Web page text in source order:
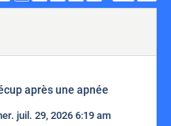
après une apnée
juil. 29, 2026 6:19 am